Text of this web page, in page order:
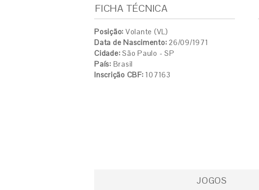
FICHA TÉCNICA
Posição: Volante (VL)
Data de Nascimento: 26/09/1971
Cidade: São Paulo - SP
País: Brasil
Inscrição CBF: 107163
JOGOS